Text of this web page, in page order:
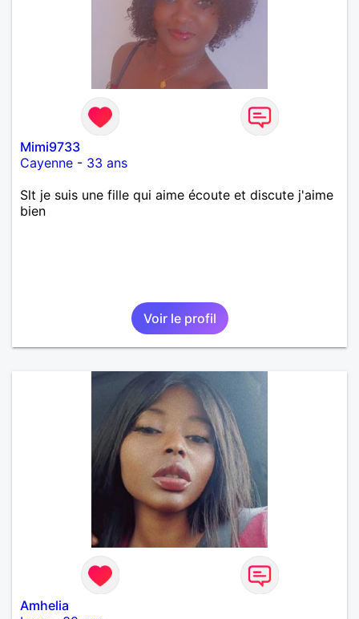
Mimi9733
Cayenne - 33 ans
Slt je suis une fille qui aime écoute et discute j'aime
bien
Voir le profil
Amhelia